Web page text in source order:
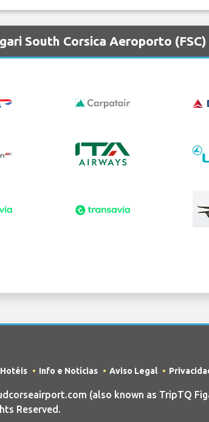
South Corsica Aeroporto (FSC)
Hotéis Info e Notícias Aviso Legal
(also known as TripTQ
Reserved.